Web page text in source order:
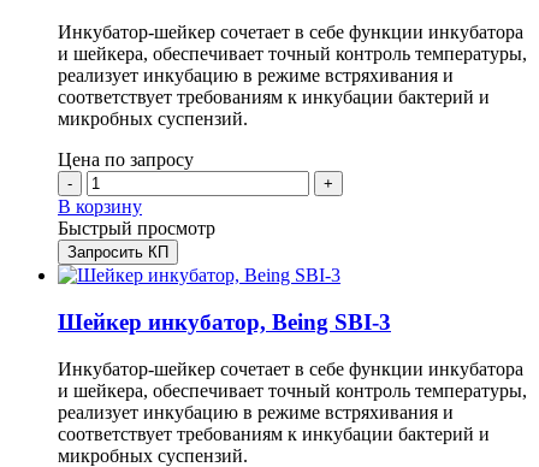
Инкубатор-шейкер сочетает в себе функции инкубатора
и шейкера, обеспечивает точный контроль температуры,
реализует инкубацию в режиме встряхивания и
соответствует требованиям к инкубации бактерий и
микробных суспензий.
Цена по запросу
- +
В корзину
Быстрый просмотр
Запросить КП
Шейкер инкубатор, Being SBI-3
Инкубатор-шейкер сочетает в себе функции инкубатора
и шейкера, обеспечивает точный контроль температуры,
реализует инкубацию в режиме встряхивания и
соответствует требованиям к инкубации бактерий и
микробных суспензий.